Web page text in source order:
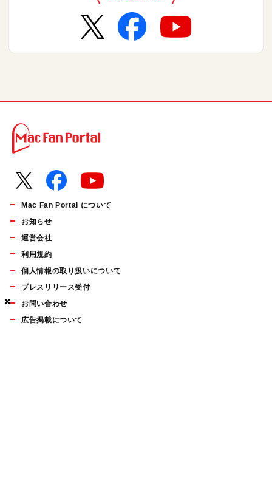
×
×
×
Mac Fan Portal について
お知らせ
運営会社
利用規約
個人情報の取り扱いについて
プレスリリース受付
お問い合わせ
広告掲載について